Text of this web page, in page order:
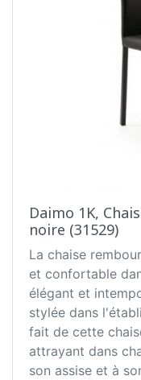
Daimo 1K,
noire (31529)
La chaise
et confortable
élégant et
stylée dans
fait de cette
attrayant dans
son assise et à